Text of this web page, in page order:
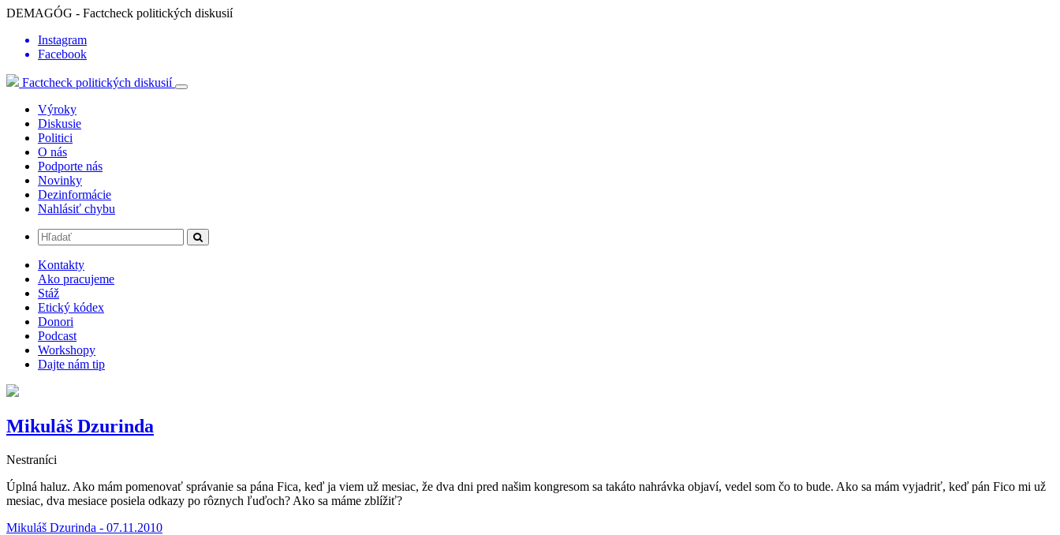
DEMAGÓG - Factcheck politických diskusií
Instagram
Facebook
Factcheck politických diskusií
Výroky
Diskusie
Politici
O nás
Podporte nás
Novinky
Dezinformácie
Nahlásiť chybu
Kontakty
Ako pracujeme
Stáž
Etický kódex
Donori
Podcast
Workshopy
Dajte nám tip
Mikuláš Dzurinda
Nestraníci
Úplná haluz. Ako mám pomenovať správanie sa pána Fica, keď ja viem už mesiac, že dva dni pred našim kongresom sa takáto nahrávka objaví, vedel som čo to bude. Ako sa mám vyjadriť, keď pán Fico mi už
mesiac, dva mesiace posiela odkazy po rôznych ľuďoch? Ako sa máme zblížiť?
Mikuláš Dzurinda - 07.11.2010